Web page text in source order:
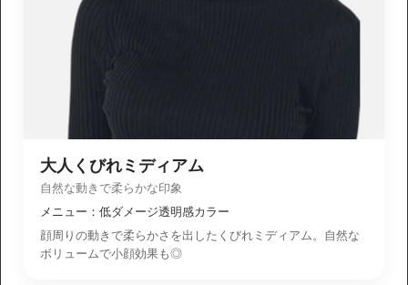
大人くびれミディアム
自然な動きで柔らかな印象
メニュー：低ダメージ透明感カラー
顔周りの動きで柔らかさを出したくびれミディアム。自然な
ボリュームで小顔効果も◎